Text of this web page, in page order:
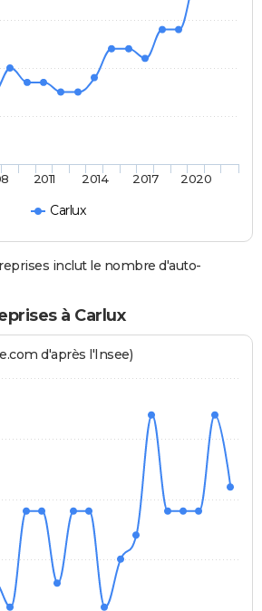
Carlux
2011 2014 2017 2020
inclut le nombre d'auto-
à Carlux
d'après l'Insee)